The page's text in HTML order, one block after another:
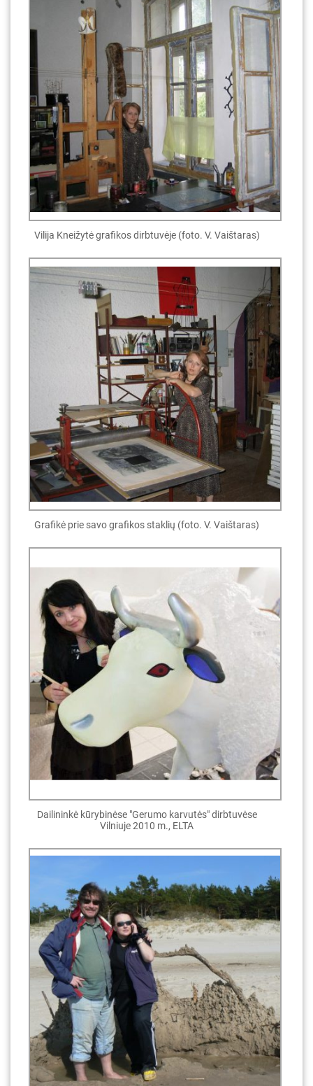
Vilija Kneižytė grafikos dirbtuvėje (foto. V. Vaištaras)
Grafikė prie savo grafikos staklių (foto. V. Vaištaras)
Dailininkė kūrybinėse "Gerumo karvutės" dirbtuvėse
Vilniuje 2010 m., ELTA